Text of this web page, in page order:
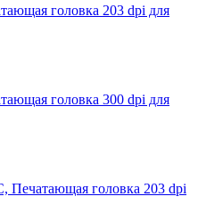
головка 203 dpi для
головка 300 dpi для
Печатающая головка 203 dpi